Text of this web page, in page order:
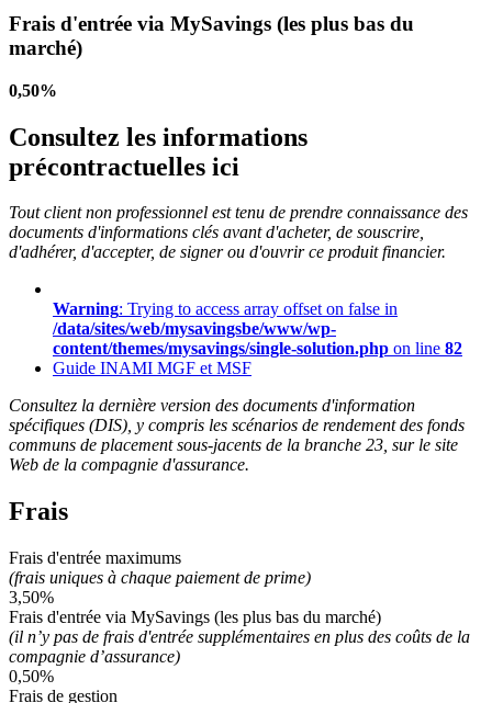
Frais d'entrée via MySavings (les plus bas du
marché)
0,50%
Consultez les informations
précontractuelles ici
Tout client non professionnel est tenu de prendre connaissance des
documents d'informations clés avant d'acheter, de souscrire,
d'adhérer, d'accepter, de signer ou d'ouvrir ce produit financier.
Warning: Trying to access array offset on false in
/data/sites/web/mysavingsbe/www/wp-
content/themes/mysavings/single-solution.php on line 82
Guide INAMI MGF et MSF
Consultez la dernière version des documents d'information
spécifiques (DIS), y compris les scénarios de rendement des fonds
communs de placement sous-jacents de la branche 23, sur le site
Web de la compagnie d'assurance.
Frais
Frais d'entrée maximums
(frais uniques à chaque paiement de prime)
3,50%
Frais d'entrée via MySavings (les plus bas du marché)
(il n’y pas de frais d'entrée supplémentaires en plus des coûts de la
compagnie d’assurance)
0,50%
Frais de gestion